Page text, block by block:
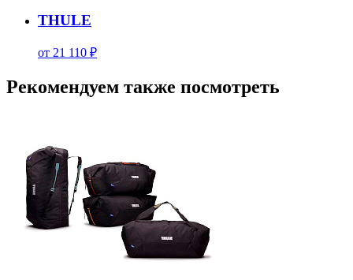
THULE
от 21 110 ₽
Рекомендуем также посмотреть